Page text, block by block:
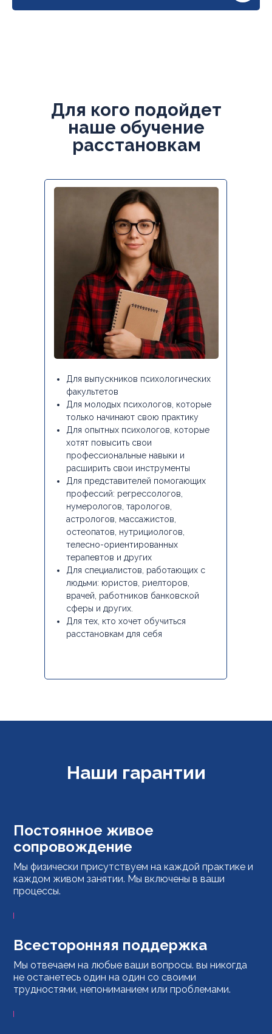
Для кого подойдет
наше обучение
расстановкам
Для выпускников психологических
факультетов
Для молодых психологов, которые
только начинают свою практику
Для опытных психологов, которые
хотят повысить свои
профессиональные навыки и
расширить свои инструменты
Для представителей помогающих
профессий: регрессологов,
нумерологов, тарологов,
астрологов, массажистов,
остеопатов, нутрициологов,
телесно-ориентированных
терапевтов и других
Для специалистов, работающих с
людьми: юристов, риелторов,
врачей, работников банковской
сферы и других.
Для тех, кто хочет обучиться
расстановкам для себя
Наши гарантии
Постоянное живое
сопровождение
Мы физически присутствуем на каждой практике и
каждом живом занятии. Мы включены в ваши
процессы.
Всесторонняя поддержка
Мы отвечаем на любые ваши вопросы. вы никогда
не останетесь один на один со своими
трудностями, непониманием или проблемами.